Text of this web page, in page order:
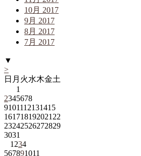
10月 2017
9月 2017
8月 2017
7月 2017
▼
>
日 月 火水木金土
1
2345678
9101112131415
161718192021 22
23242526272829
3031
1 234
567891011